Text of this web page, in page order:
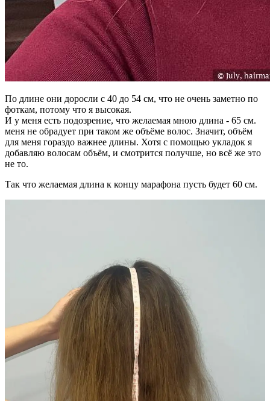
По длине они доросли с 40 до 54 см, что не очень заметно по
фоткам, потому что я высокая.
И у меня есть подозрение, что желаемая мною длина - 65 см.
меня не обрадует при таком же объёме волос. Значит, объём
для меня гораздо важнее длины. Хотя с помощью укладок я
добавляю волосам объём, и смотрится получше, но всё же это
не то.
Так что желаемая длина к концу марафона пусть будет 60 см.